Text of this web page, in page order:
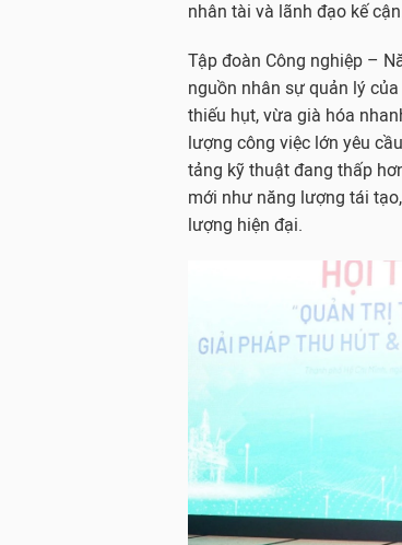
nhân tài và lãnh đạo kế
Tập đoàn Công nghiệp –
nguồn nhân sự quản lý
thiếu hụt, vừa già hóa
lượng công việc lớn yêu
tảng kỹ thuật đang thấp
mới như năng lượng tái
lượng hiện đại.